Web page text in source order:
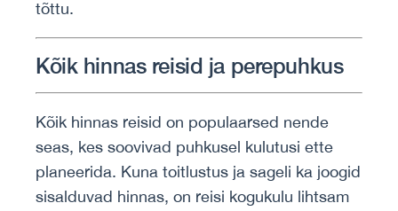
tõttu.
Kõik hinnas reisid ja perepuhkus
Kõik hinnas reisid on populaarsed nende
seas, kes soovivad puhkusel kulutusi ette
planeerida. Kuna toitlustus ja sageli ka joogid
sisalduvad hinnas, on reisi kogukulu lihtsam